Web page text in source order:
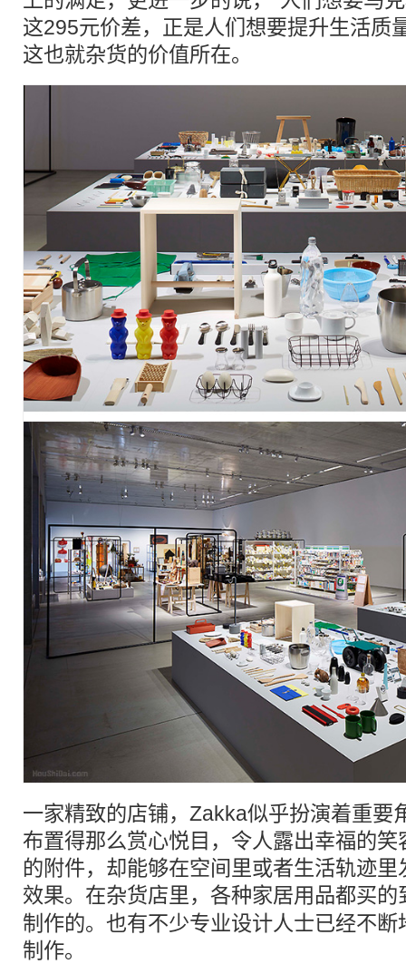
这295元价差，正是人们想要提升生活质
这也就杂货的价值所在。
一家精致的店铺，Zakka似乎扮演着重要
布置得那么赏心悦目，令人露出幸福的
的附件，却能够在空间里或者生活轨迹
效果。在杂货店里，各种家居用品都买
制作的。也有不少专业设计人士已经不
制作。